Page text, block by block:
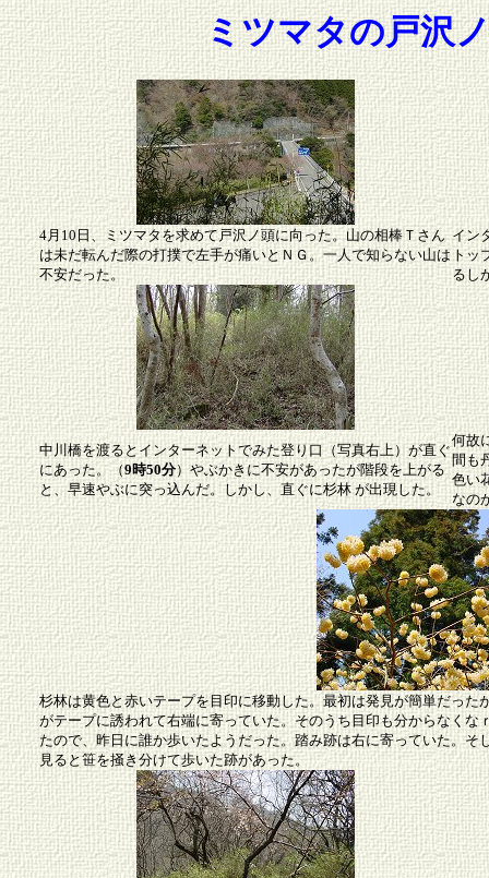
ミツマタの戸沢
4月10日、ミツマタを求めて戸沢ノ頭に向った。山の相棒Ｔさん
は未だ転んだ際の打撲で左手が痛いとＮＧ。一人で知らない山は
不安だった。
イン
トッ
るし
中川橋を渡るとインターネットでみた登り口（写真右上）が直ぐ
にあった。（9時50分）やぶかきに不安があったが階段を上がる
と、早速やぶに突っ込んだ。しかし、直ぐに杉林 が出現した。
何故
間も
色い
なの
杉林は黄色と赤いテープを目印に移動した。最初は発見が簡単だっ
がテープに誘われて右端に寄っていた。そのうち目印も分からなく
たので、昨日に誰か歩いたようだった。踏み跡は右に寄っていた。そ
見ると笹を掻き分けて歩いた跡があった。